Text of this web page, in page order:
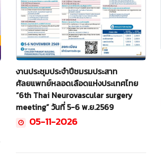
งานประชุมประจำปีชมรมประสาท
ศัลยแพทย์หลอดเลือดแห่งประเทศไทย
“6th Thai Neurovascular surgery
meeting” วันที่ 5-6 พ.ย.2569
05-11-2026